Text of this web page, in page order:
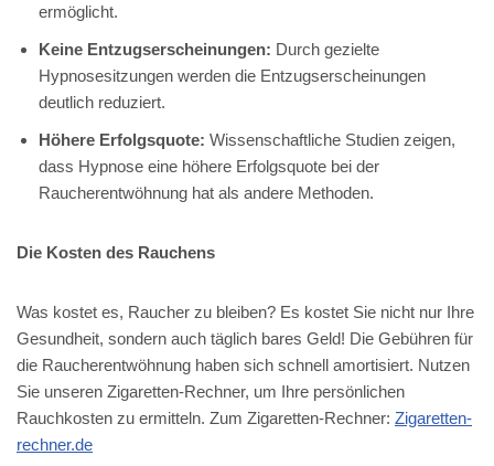
ermöglicht.
Keine Entzugserscheinungen: Durch gezielte
Hypnosesitzungen werden die Entzugserscheinungen
deutlich reduziert.
Höhere Erfolgsquote: Wissenschaftliche Studien zeigen,
dass Hypnose eine höhere Erfolgsquote bei der
Raucherentwöhnung hat als andere Methoden.
Die Kosten des Rauchens
Was kostet es, Raucher zu bleiben? Es kostet Sie nicht nur Ihre
Gesundheit, sondern auch täglich bares Geld! Die Gebühren für
die Raucherentwöhnung haben sich schnell amortisiert. Nutzen
Sie unseren Zigaretten-Rechner, um Ihre persönlichen
Rauchkosten zu ermitteln. Zum Zigaretten-Rechner: Zigaretten-
rechner.de